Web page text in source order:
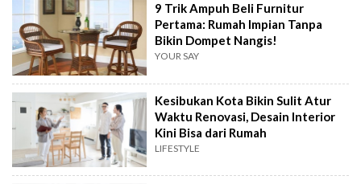
9 Trik Ampuh Beli Furnitur
Pertama: Rumah Impian Tanpa
Bikin Dompet Nangis!
YOUR SAY
Kesibukan Kota Bikin Sulit Atur
Waktu Renovasi, Desain Interior
Kini Bisa dari Rumah
LIFESTYLE